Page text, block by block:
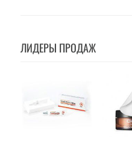
ЛИДЕРЫ ПРОДАЖ